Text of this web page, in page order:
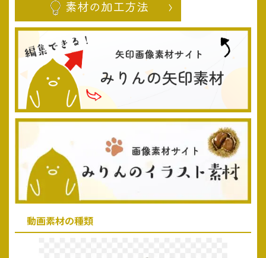
動画素材の種類